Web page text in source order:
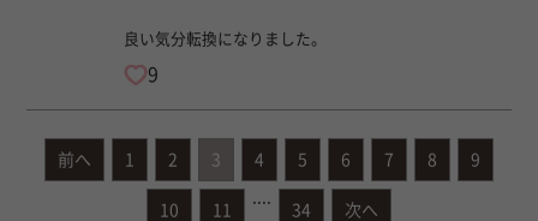
良い気分転換になりました。
9
前へ 1 2 3 4 5 6 7 8 9
10 11 34 次へ